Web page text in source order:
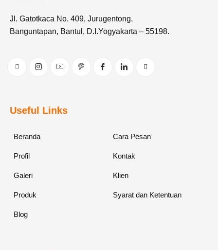
Jl. Gatotkaca No. 409, Jurugentong,
Banguntapan, Bantul, D.I.Yogyakarta – 55198.
Useful Links
Beranda
Profil
Galeri
Produk
Blog
Cara Pesan
Kontak
Klien
Syarat dan Ketentuan